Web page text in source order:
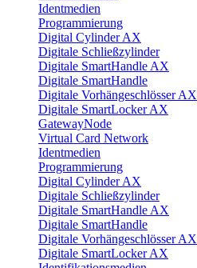
Identmedien
Programmierung
Digital Cylinder AX
Digitale Schließzylinder
Digitale SmartHandle AX
Digitale SmartHandle
Digitale Vorhängeschlösser AX
Digitale SmartLocker AX
GatewayNode
Virtual Card Network
Identmedien
Programmierung
Digital Cylinder AX
Digitale Schließzylinder
Digitale SmartHandle AX
Digitale SmartHandle
Digitale Vorhängeschlösser AX
Digitale SmartLocker AX